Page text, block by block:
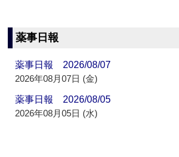
薬事日報
薬事日報 2026/08/07
2026年08月07日 (金)
薬事日報 2026/08/05
2026年08月05日 (水)